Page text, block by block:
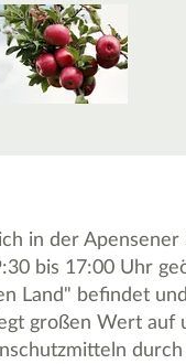
in der
bis 17:00 Uhr
Land" befindet
großen Wert